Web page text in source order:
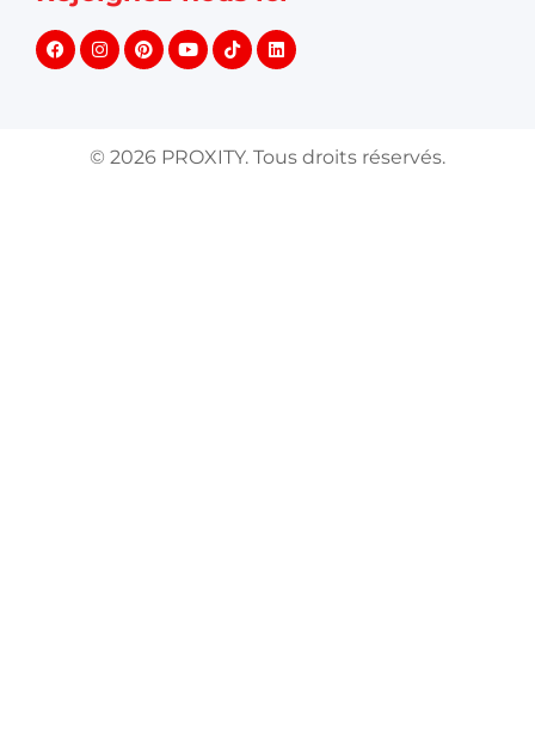
© 2026 PROXITY. Tous droits réservés.